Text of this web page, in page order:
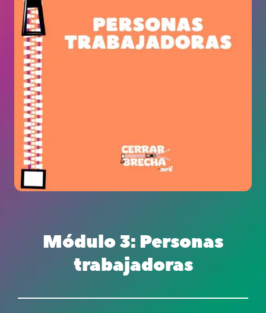
Módulo 3: Personas
trabajadoras